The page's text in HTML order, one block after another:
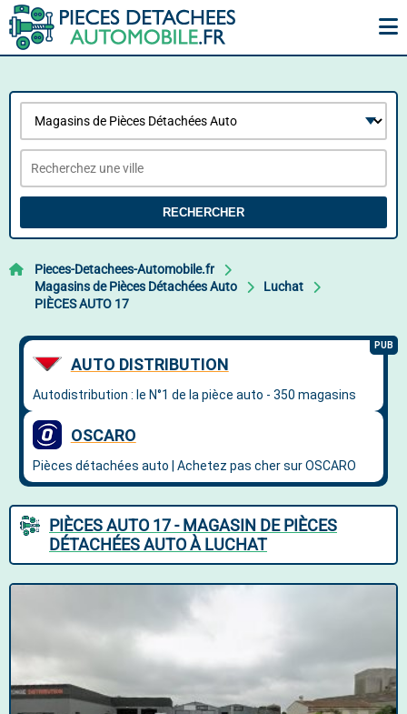
RECHERCHER
Pieces-Detachees-Automobile.fr
Magasins de Pièces Détachées Auto
Luchat
PIÈCES AUTO 17
PIÈCES AUTO 17 - MAGASIN DE PIÈCES
DÉTACHÉES AUTO À LUCHAT